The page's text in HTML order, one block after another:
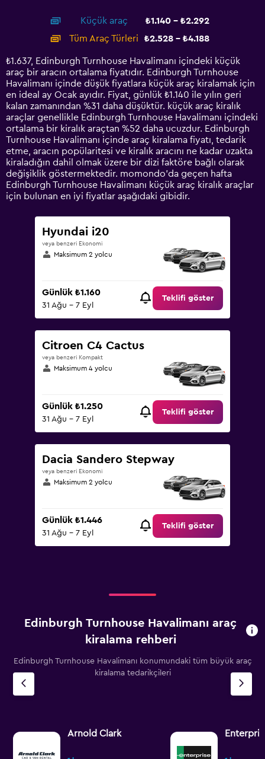
categories.
14
categories.
The
chart
has
1
Y
axis
displaying
values.
Range:
0
to
4500.
Küçük araç
₺1.140 - ₺2.292
Tüm Araç Türleri
₺2.528 - ₺4.188
₺1.637, Edinburgh Turnhouse Havalimanı içindeki küçük
araç bir aracın ortalama fiyatıdır. Edinburgh Turnhouse
Havalimanı içinde düşük fiyatlara küçük araç kiralamak için
en ideal ay Ocak ayıdır. Fiyat, günlük ₺1.140 ile yılın geri
kalan zamanından %31 daha düşüktür. küçük araç kiralık
araçlar genellikle Edinburgh Turnhouse Havalimanı içindeki
ortalama bir kiralık araçtan %52 daha ucuzdur. Edinburgh
Turnhouse Havalimanı içinde araç kiralama fiyatı, tedarik
etme, aracın popülaritesi ve kiralık aracını ne kadar uzakta
kiraladığın dahil olmak üzere bir dizi faktöre bağlı olarak
değişiklik göstermektedir. momondo'da geçen hafta
Edinburgh Turnhouse Havalimanı küçük araç kiralık araçlar
için bulunan en iyi fiyatlar aşağıdaki gibidir.
Hyundai i20
veya benzeri Ekonomi
Maksimum 2 yolcu
Günlük ₺1.160
31 Ağu - 7 Eyl
Teklifi göster
Citroen C4 Cactus
veya benzeri Kompakt
Maksimum 4 yolcu
Günlük ₺1.250
31 Ağu - 7 Eyl
Teklifi göster
Dacia Sandero Stepway
veya benzeri Ekonomi
Maksimum 2 yolcu
Günlük ₺1.446
31 Ağu - 7 Eyl
Teklifi göster
Edinburgh Turnhouse Havalimanı araç
kiralama rehberi
Edinburgh Turnhouse Havalimanı konumundaki tüm büyük araç
kiralama tedarikçileri
Arnold Clark